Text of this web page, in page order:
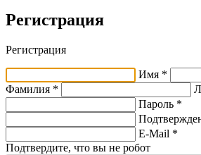
Регистрация
Регистрация
Имя *
Фамилия *
Пароль *
E-Mail *
Подтвердите, что вы не робот